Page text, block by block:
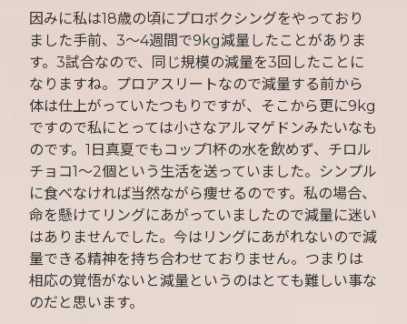
因みに私は18歳の頃にプロボクシングをやっており
ました手前、3～4週間で9kg減量したことがありま
す。3試合なので、同じ規模の減量を3回したことに
なりますね。プロアスリートなので減量する前から
体は仕上がっていたつもりですが、そこから更に9kg
ですので私にとっては小さなアルマゲドンみたいなも
のです。1日真夏でもコップ1杯の水を飲めず、チロル
チョコ1～2個という生活を送っていました。シンプル
に食べなければ当然ながら痩せるのです。私の場合、
命を懸けてリングにあがっていましたので減量に迷い
はありませんでした。今はリングにあがれないので減
量できる精神を持ち合わせておりません。つまりは
相応の覚悟がないと減量というのはとても難しい事な
のだと思います。